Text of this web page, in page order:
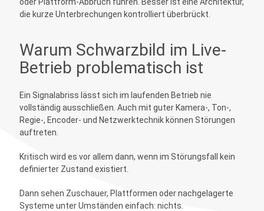
die kurze Unterbrechungen kontrolliert überbrückt.
Warum Schwarzbild im Live-
Betrieb problematisch ist
Ein Signalabriss lässt sich im laufenden Betrieb nie
vollständig ausschließen. Auch mit guter Kamera-, Ton-,
Regie-, Encoder- und Netzwerktechnik können Störungen
auftreten.
Kritisch wird es vor allem dann, wenn im Störungsfall kein
definierter Zustand existiert.
Dann sehen Zuschauer, Plattformen oder nachgelagerte
Systeme unter Umständen einfach: nichts.